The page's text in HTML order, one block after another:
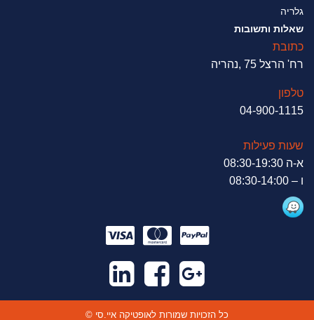
גלריה
שאלות ותשובות
כתובת
רח' הרצל 75 ,נהריה
טלפון
04-900-1115
שעות פעילות
א-ה 08:30-19:30
ו – 08:30-14:00
© כל הזכויות שמורות לאופטיקה איי.סי